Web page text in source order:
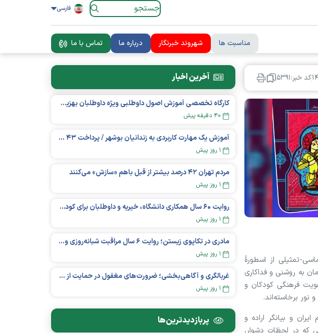
فارسی
مناسبت ها شهروند خبرنگار درباره ما تماس با ما
کد خبر:۵۳۹۱
تمثیلی از اسطورهٔ
به روشنی و فداکاری
فرهنگی کودکان و
نور برخاسته‌اند.
و بیانگر اراده و
آخرین اخبار
کارگاه تخصصی آموزش اصول داوطلبی ویژه داوطلبان بهزیستی برگزار شد
۴۰ دقیقه پیش
آموزش یک مهارت کاربردی به زندانیان بوشهر / پرداخت ۴۳ میلیارد تومان تسهیلات خوداشتغالی
۱ روز پیش
مردم تهران ۴۲ درصد بیشتر از قبل باهم «سازش» می‌کنند
۱ روز پیش
روایت ۶۰ سال همکاری دانشگاه، خیریه و داوطلبان برای کودکان نیازمند در استرالیا
۱ روز پیش
مادری در تکاپوی زیستن؛ روایت ۶ سال مراقبت شبانه‌روزی و امید به فردای «نورا»
۱ روز پیش
غربالگری و آگاهی‌بخشی؛ ضرورت‌های مغفول در حمایت از بیماران «نقص ایمنی اولیه»
۱ روز پیش
پربازدید‌ترین‌ها